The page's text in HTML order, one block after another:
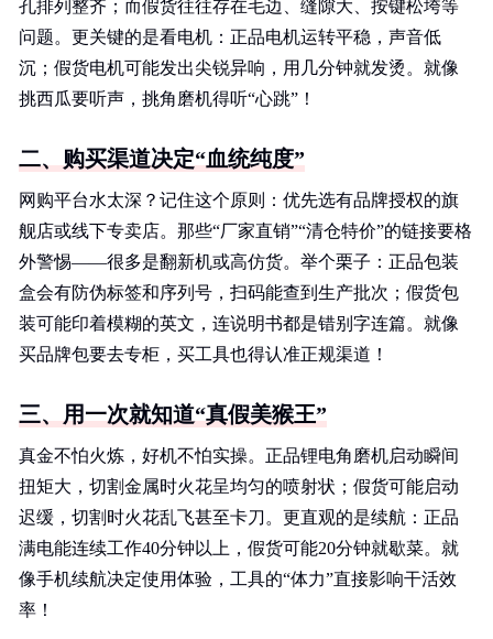
孔排列整齐；而假货往往存在毛边、缝隙大、按键松垮等
问题。更关键的是看电机：正品电机运转平稳，声音低
沉；假货电机可能发出尖锐异响，用几分钟就发烫。就像
挑西瓜要听声，挑角磨机得听“心跳”！
二、购买渠道决定“血统纯度”
网购平台水太深？记住这个原则：优先选有品牌授权的旗
舰店或线下专卖店。那些“厂家直销”“清仓特价”的链接要格
外警惕——很多是翻新机或高仿货。举个栗子：正品包装
盒会有防伪标签和序列号，扫码能查到生产批次；假货包
装可能印着模糊的英文，连说明书都是错别字连篇。就像
买品牌包要去专柜，买工具也得认准正规渠道！
三、用一次就知道“真假美猴王”
真金不怕火炼，好机不怕实操。正品锂电角磨机启动瞬间
扭矩大，切割金属时火花呈均匀的喷射状；假货可能启动
迟缓，切割时火花乱飞甚至卡刀。更直观的是续航：正品
满电能连续工作40分钟以上，假货可能20分钟就歇菜。就
像手机续航决定使用体验，工具的“体力”直接影响干活效
率！